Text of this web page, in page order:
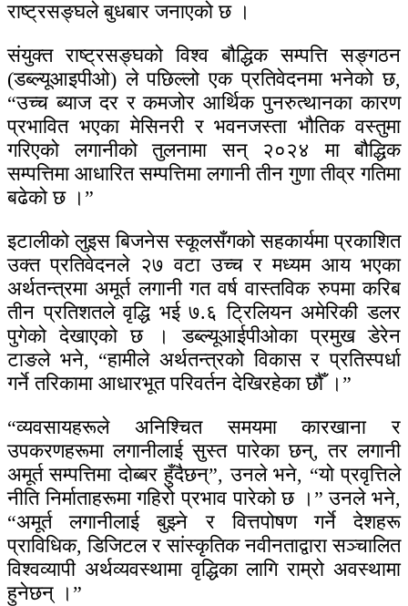
राष्ट्रसङ्घले बुधबार जनाएको छ ।
संयुक्त राष्ट्रसङ्घको विश्व बौद्धिक सम्पत्ति सङ्गठन
(डब्ल्यूआइपीओ) ले पछिल्लो एक प्रतिवेदनमा भनेको छ,
“उच्च ब्याज दर र कमजोर आर्थिक पुनरुत्थानका कारण
प्रभावित भएका मेसिनरी र भवनजस्ता भौतिक वस्तुमा
गरिएको लगानीको तुलनामा सन् २०२४ मा बौद्धिक
सम्पत्तिमा आधारित सम्पत्तिमा लगानी तीन गुणा तीव्र गतिमा
बढेको छ ।”
इटालीको लुइस बिजनेस स्कूलसँगको सहकार्यमा प्रकाशित
उक्त प्रतिवेदनले २७ वटा उच्च र मध्यम आय भएका
अर्थतन्त्रमा अमूर्त लगानी गत वर्ष वास्तविक रुपमा करिब
तीन प्रतिशतले वृद्धि भई ७.६ ट्रिलियन अमेरिकी डलर
पुगेको देखाएको छ । डब्ल्यूआईपीओका प्रमुख डेरेन
टाङले भने, “हामीले अर्थतन्त्रको विकास र प्रतिस्पर्धा
गर्ने तरिकामा आधारभूत परिवर्तन देखिरहेका छौँ ।”
“व्यवसायहरूले अनिश्चित समयमा कारखाना र
उपकरणहरूमा लगानीलाई सुस्त पारेका छन्, तर लगानी
अमूर्त सम्पत्तिमा दोब्बर हुँदैछन्”, उनले भने, “यो प्रवृत्तिले
नीति निर्माताहरूमा गहिरो प्रभाव पारेको छ ।” उनले भने,
“अमूर्त लगानीलाई बुझ्ने र वित्तपोषण गर्ने देशहरू
प्राविधिक, डिजिटल र सांस्कृतिक नवीनताद्वारा सञ्चालित
विश्वव्यापी अर्थव्यवस्थामा वृद्धिका लागि राम्रो अवस्थामा
हुनेछन् ।”